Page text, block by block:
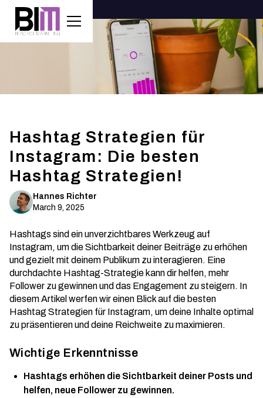
Hashtag Strategien für
Instagram: Die besten
Hashtag Strategien!
Hannes Richter
March 9, 2025
Hashtags sind ein unverzichtbares Werkzeug auf
Instagram, um die Sichtbarkeit deiner Beiträge zu erhöhen
und gezielt mit deinem Publikum zu interagieren. Eine
durchdachte Hashtag-Strategie kann dir helfen, mehr
Follower zu gewinnen und das Engagement zu steigern. In
diesem Artikel werfen wir einen Blick auf die besten
Hashtag Strategien für Instagram, um deine Inhalte optimal
zu präsentieren und deine Reichweite zu maximieren.
Wichtige Erkenntnisse
Hashtags erhöhen die Sichtbarkeit deiner Posts und
helfen, neue Follower zu gewinnen.